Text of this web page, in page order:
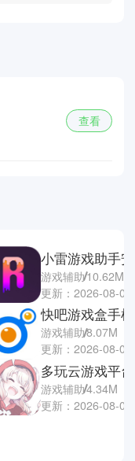
查看
小雷游戏助手
游戏辅助10.62M
更新：2026-08-07
快吧游戏盒手
游戏辅助8.07M
更新：2026-08-07
多玩云游戏平台
游戏辅助4.34M
更新：2026-08-07